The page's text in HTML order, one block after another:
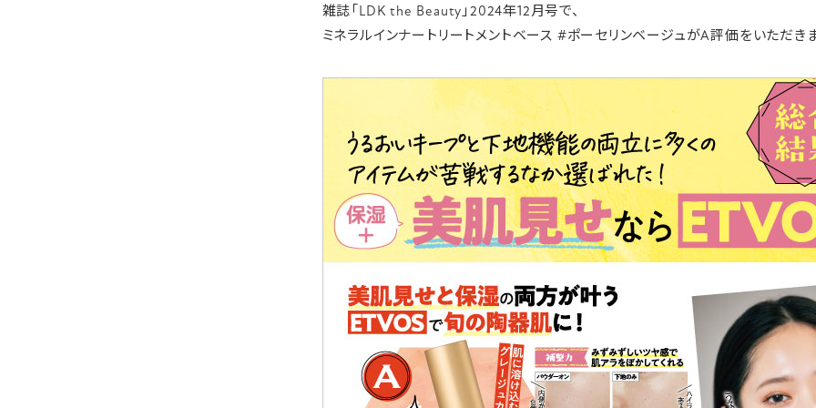
雑誌「LDK the Beauty」2024年12月号で、
ミネラルインナートリートメントベース #ポーセリンベージュがA評価をいただき